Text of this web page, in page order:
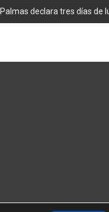
declara tres días